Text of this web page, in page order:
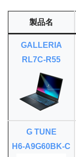
製品名
GALLERIA
RL7C-R55
G TUNE
H6-A9G60BK-C